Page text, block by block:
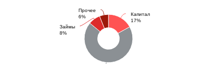
Капитал
17%
Займы
8%
Прочее
6%